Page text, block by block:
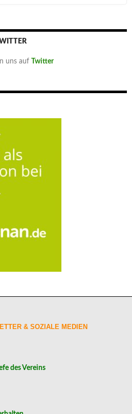
uns auf Twitter
& SOZIALE MEDIEN
des Vereins